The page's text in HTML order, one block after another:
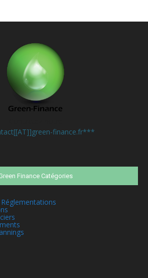
finance.fr***
Finance Catégories